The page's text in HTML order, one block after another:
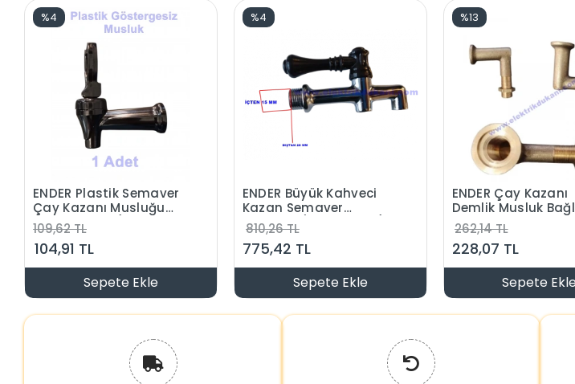
%4
ENDER Plastik Semaver
Çay Kazanı Musluğu
(Göstergesiz)
109,62 TL
104,91 TL
Sepete Ekle
%4
ENDER Büyük Kahveci
Kazan Semaver
Musluğu (Dıştan Dişli)
810,26 TL
775,42 TL
Sepete Ekle
%13
ENDER Çay Kazanı
Demlik Musluk
L Dirsek
262,14 TL
228,07 TL
Sepete